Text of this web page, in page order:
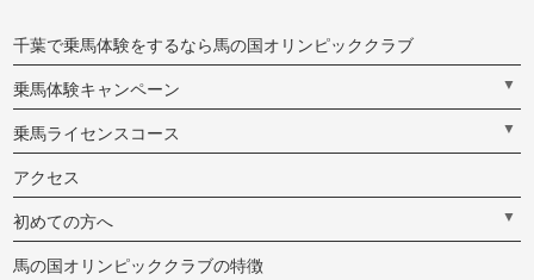
千葉で乗馬体験をするなら馬の国オリンピッククラブ
乗馬体験キャンペーン ▼
乗馬ライセンスコース ▼
アクセス
初めての方へ ▼
馬の国オリンピッククラブの特徴